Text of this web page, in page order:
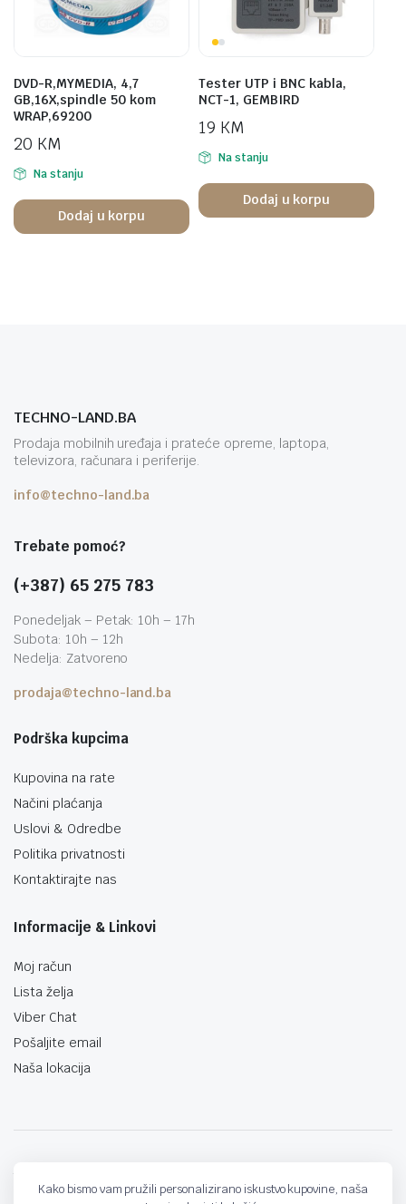
DVD-R,MYMEDIA, 4,7
GB,16X,spindle 50 kom
WRAP,69200
20 KM
Na stanju
Dodaj u korpu
Tester UTP i BNC kabla,
NCT-1, GEMBIRD
19 KM
Na stanju
Dodaj u korpu
TECHNO-LAND.BA
Prodaja mobilnih uređaja i prateće opreme, laptopa,
televizora, računara i periferije.
info@techno-land.ba
Trebate pomoć?
(+387) 65 275 783
Ponedeljak – Petak: 10h – 17h
Subota: 10h – 12h
Nedelja: Zatvoreno
prodaja@techno-land.ba
Podrška kupcima
Kupovina na rate
Načini plaćanja
Uslovi & Odredbe
Politika privatnosti
Kontaktirajte nas
Informacije & Linkovi
Moj račun
Lista želja
Viber Chat
Pošaljite email
Naša lokacija
Kako bismo vam pružili personalizirano iskustvo kupovine, naša